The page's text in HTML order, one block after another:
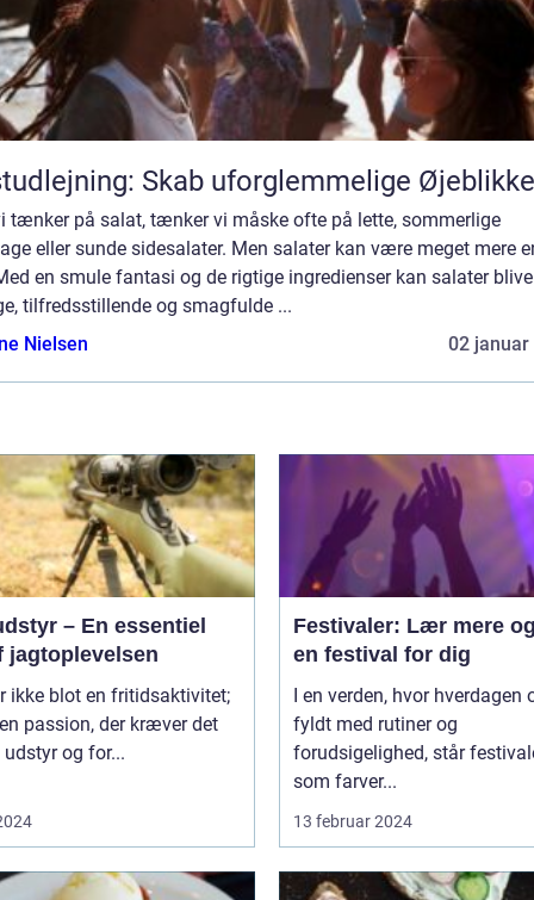
Skab uforglemmelige Øjeblikke
tænker på salat, tænker vi måske ofte på lette, sommerlige
eller sunde sidesalater. Men salater kan være meget mere
en smule fantasi og de rigtige ingredienser kan salater
tilfredsstillende og smagfulde ...
Nielsen
02 januar
– En essentiel
jagtoplevelsen
ikke blot en fritidsaktivitet;
passion, der kræver det
og for...
Festivaler: Lær mere
en festival for dig
I en verden, hvor hverdagen
fyldt med rutiner og
forudsigelighed, står
som farver...
13 februar 2024